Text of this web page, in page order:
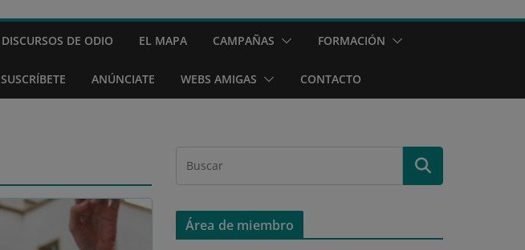
DISCURSOS DE ODIO EL MAPA CAMPAÑAS FORMACIÓN
SUSCRÍBETE ANÚNCIATE WEBS AMIGAS CONTACTO
Área de miembro